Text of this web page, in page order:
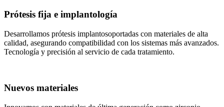
Prótesis fija e implantología
Desarrollamos prótesis implantosoportadas con materiales de alta
calidad, asegurando compatibilidad con los sistemas más avanzados.
Tecnología y precisión al servicio de cada tratamiento.
Nuevos materiales